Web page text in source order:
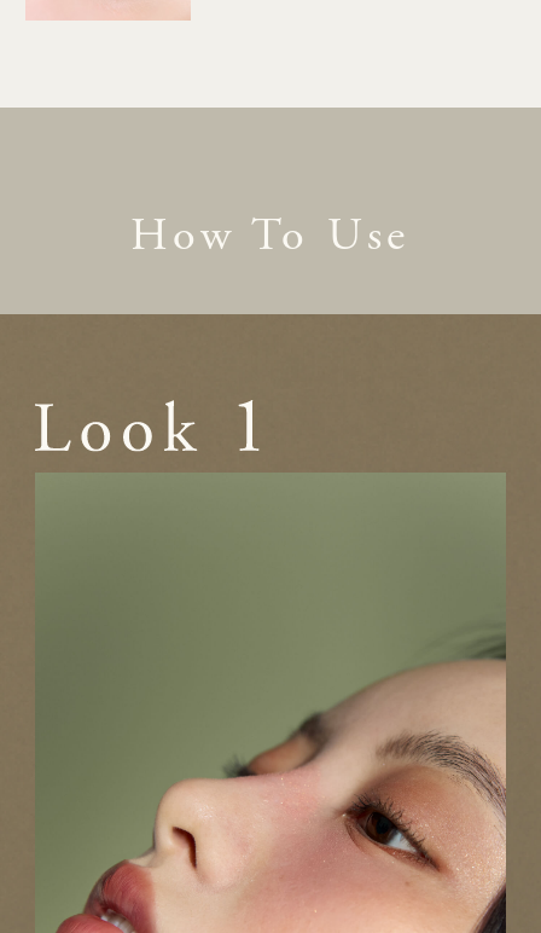
How To Use